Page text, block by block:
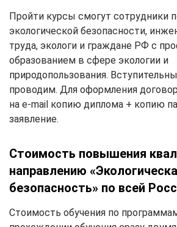
Пройти курсы смогут сотрудники
экологической безопасности,
труда, экологи и граждане РФ с
образованием в сфере экологии и
природопользования.
проводим. Для оформления
на e-mail копию диплома + копию
заявление.
Стоимость повышения
направлению
безопасность» по всей
Стоимость обучения по